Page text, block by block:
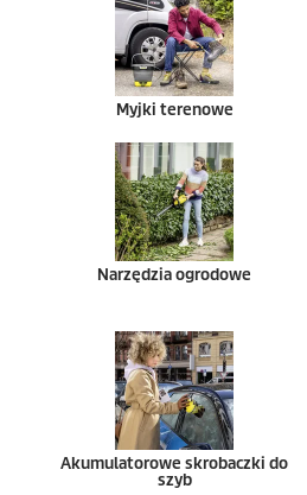
Myjki terenowe
Narzędzia ogrodowe
Akumulatorowe skrobaczki do
szyb